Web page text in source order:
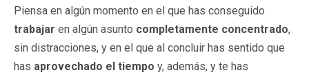
Piensa en algún momento en el que has conseguido
trabajar en algún asunto completamente concentrado,
sin distracciones, y en el que al concluir has sentido que
has aprovechado el tiempo y, además, y te has